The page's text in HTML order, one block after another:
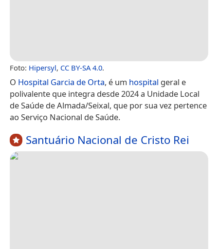
Foto: Hipersyl, CC BY-SA 4.0.
O Hospital Garcia de Orta, é um hospital geral e
polivalente que integra desde 2024 a Unidade Local
de Saúde de Almada/Seixal, que por sua vez pertence
ao Serviço Nacional de Saúde.
Santuário Nacional de Cristo Rei